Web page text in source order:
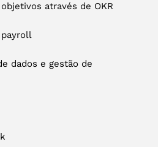
através de OKR
payroll
dados e gestão de